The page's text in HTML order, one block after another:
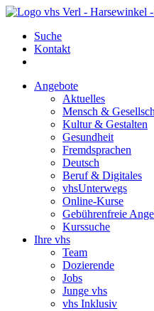
Suche
Kontakt
Angebote
Aktuelles
Mensch &
Kultur & Gestalten
Gesundheit
Fremdsprachen
Deutsch
Beruf & Digitales
vhsUnterwegs
Online-Kurse
Gebührenfreie
Kurssuche
Ihre vhs
Team
Dozierende
Jobs
Junge vhs
vhs Inklusiv